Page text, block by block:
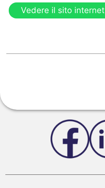
Vedere il sito internet